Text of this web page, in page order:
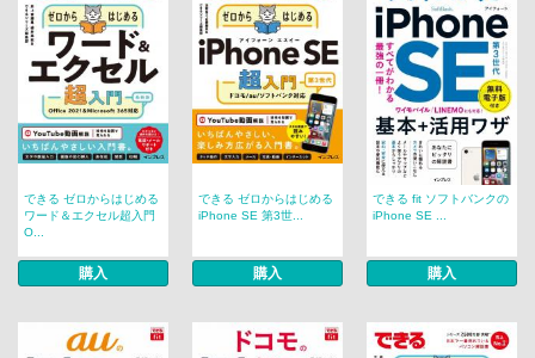
できる ゼロからはじめる
ワード＆エクセル超入門
O...
購入
できる ゼロからはじめる
iPhone SE 第3世...
購入
できる fit ソフトバンクの
iPhone SE ...
購入